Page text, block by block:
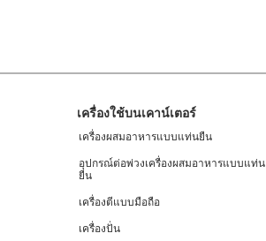
the
Footer
เครื่องใช้บนเคาน์เตอร์
เครื่องผสมอาหารแบบแท่นยืน
อุปกรณ์ต่อพ่วงเครื่องผสมอาหารแบบแท่น
ยืน
เครื่องตีแบบมือถือ
เครื่องปั่น